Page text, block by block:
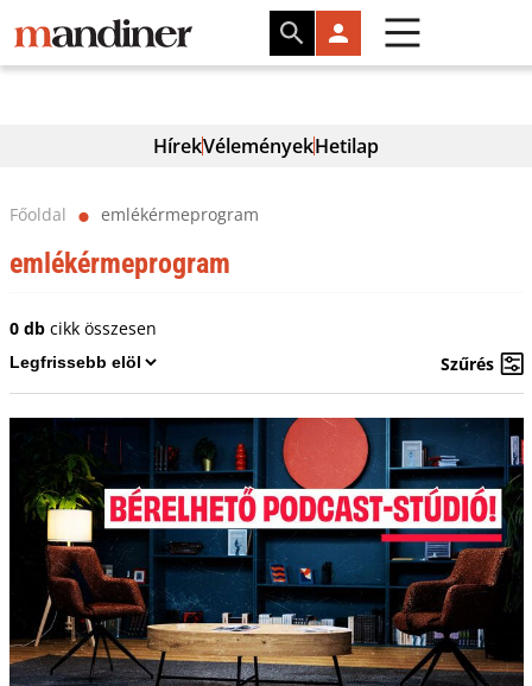
HírekVéleményekHetilap
Főoldal ⬤ emlékérmeprogram
emlékérmeprogram
0 dbcikk összesen
Szűrés